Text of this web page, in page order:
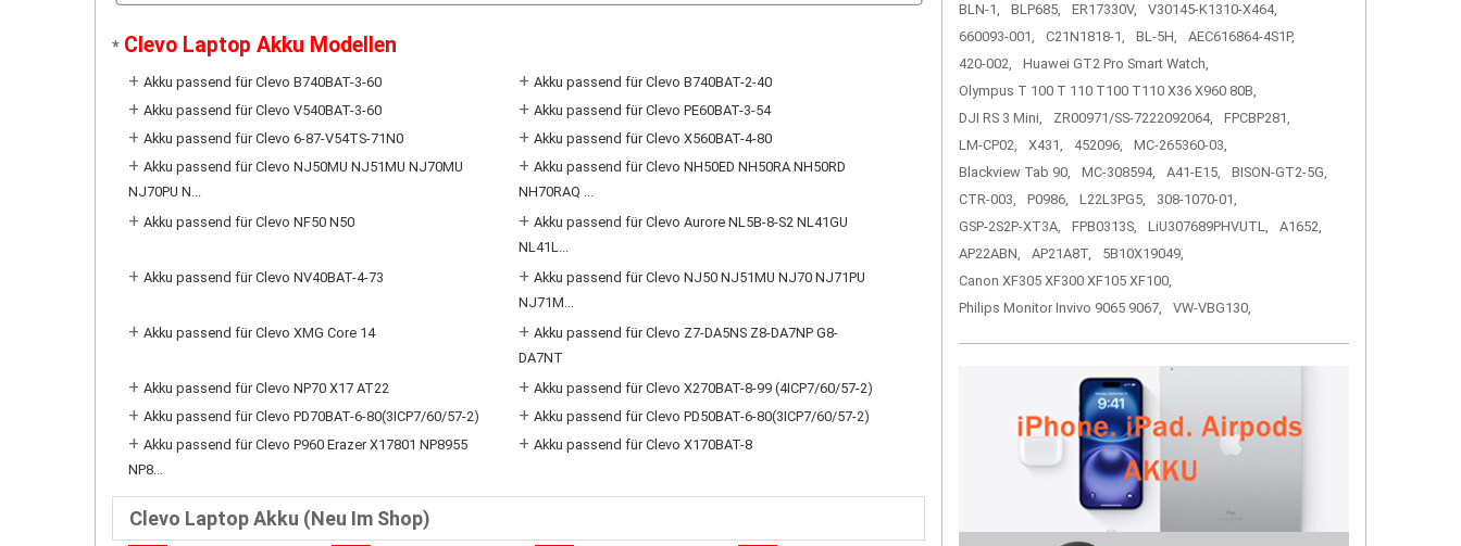
* Clevo Laptop Akku Modellen
+ Akku passend für Clevo B740BAT-3-60 +Akku passend für Clevo B740BAT-2-40
+ Akku passend für Clevo V540BAT-3-60 +Akku passend für Clevo PE60BAT-3-54
+ Akku passend für Clevo 6-87-V54TS-71N0 +Akku passend für Clevo X560BAT-4-80
+ Akku passend für Clevo NJ50MU NJ51MU NJ70MU
NJ70PU N...
+Akku passend für Clevo NH50ED NH50RA NH50RD
NH70RAQ ...
+ Akku passend für Clevo NF50 N50 +Akku passend für Clevo Aurore NL5B-8-S2 NL41GU
NL41L...
+ Akku passend für Clevo NV40BAT-4-73 +Akku passend für Clevo NJ50 NJ51MU NJ70 NJ71PU
NJ71M...
+ Akku passend für Clevo XMG Core 14 +Akku passend für Clevo Z7-DA5NS Z8-DA7NP G8-
DA7NT
+ Akku passend für Clevo NP70 X17 AT22 +Akku passend für Clevo X270BAT-8-99 (4ICP7/60/57-2)
+ Akku passend für Clevo PD70BAT-6-80(3ICP7/60/57-2) +Akku passend für Clevo PD50BAT-6-80(3ICP7/60/57-2)
+ Akku passend für Clevo P960 Erazer X17801 NP8955
NP8...
+Akku passend für Clevo X170BAT-8
Clevo Laptop Akku (Neu Im Shop)
BLN-1,
BLP685, ER17330V,
V30145-K1310-X464,
660093-001,
C21N1818-1, BL-5H,
AEC616864-4S1P,
420-002,
Huawei GT2 Pro Smart Watch,
Olympus T 100 T 110 T100 T110 X36 X960 80B,
DJI RS 3 Mini,
ZR00971/SS-7222092064,
FPCBP281,
LM-CP02,
X431, 452096,
MC-265360-03,
Blackview Tab 90,
MC-308594, A41-E15,
BISON-GT2-5G,
CTR-003,
P0986, L22L3PG5,
308-1070-01,
GSP-2S2P-XT3A,
FPB0313S, LiU307689PHVUTL,
A1652,
AP22ABN,
AP21A8T,
5B10X19049,
Canon XF305 XF300 XF105 XF100,
Philips Monitor Invivo 9065 9067,
VW-VBG130,